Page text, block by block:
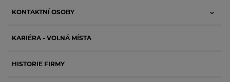
KONTAKTNÍ OSOBY
KARIÉRA - VOLNÁ MÍSTA
HISTORIE FIRMY